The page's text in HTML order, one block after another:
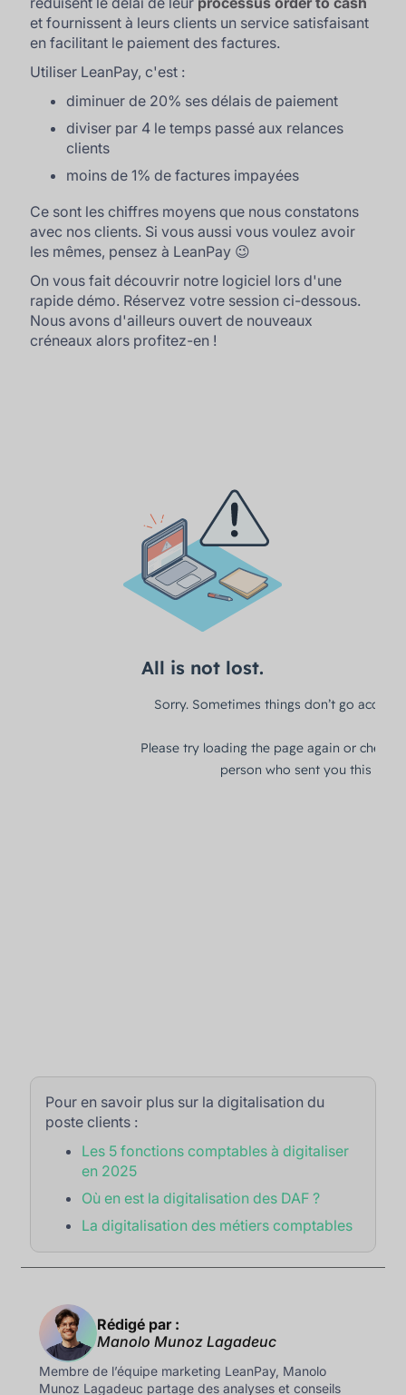
et fournissent à leurs clients un service satisfaisant
en facilitant le paiement des factures.
Utiliser LeanPay, c'est :
diminuer de 20% ses délais de paiement
diviser par 4 le temps passé aux relances
clients
moins de 1% de factures impayées
Ce sont les chiffres moyens que nous constatons
avec nos clients. Si vous aussi vous voulez avoir
les mêmes, pensez à LeanPay 😉
On vous fait découvrir notre logiciel lors d'une
rapide démo. Réservez votre session ci-dessous.
Nous avons d'ailleurs ouvert de nouveaux
créneaux alors profitez-en !
Pour en savoir plus sur la digitalisation du
poste clients :
Les 5 fonctions comptables à digitaliser
en 2025
Où en est la digitalisation des DAF ?
La digitalisation des métiers comptables
Rédigé par :
Manolo Munoz Lagadeuc
Membre de l’équipe marketing LeanPay, Manolo
Munoz Lagadeuc partage des analyses et conseils